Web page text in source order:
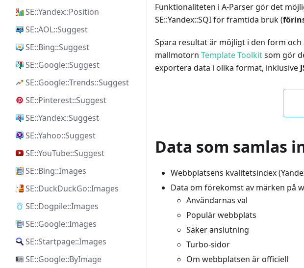
SE::Yandex::Position
SE::AOL::Suggest
SE::Bing::Suggest
SE::Google::Suggest
SE::Google::Trends::Suggest
SE::Pinterest::Suggest
SE::Yandex::Suggest
SE::Yahoo::Suggest
SE::YouTube::Suggest
SE::Bing::Images
SE::DuckDuckGo::Images
SE::Dogpile::Images
SE::Google::Images
SE::Startpage::Images
SE::Google::ByImage
Funktionaliteten i A-Parser gör det
SE::Yandex::SQI för framtida bruk (
Spara resultat är möjligt i den form
mallmotorn Template Toolkitsom gör
exportera data i olika format, inklusive
Data som samlas
Webbplatsens kvalitetsindex
Data om förekomst av märken på
Användarnas val
Populär webbplats
Säker anslutning
Turbo-sidor
Om webbplatsen är officiell